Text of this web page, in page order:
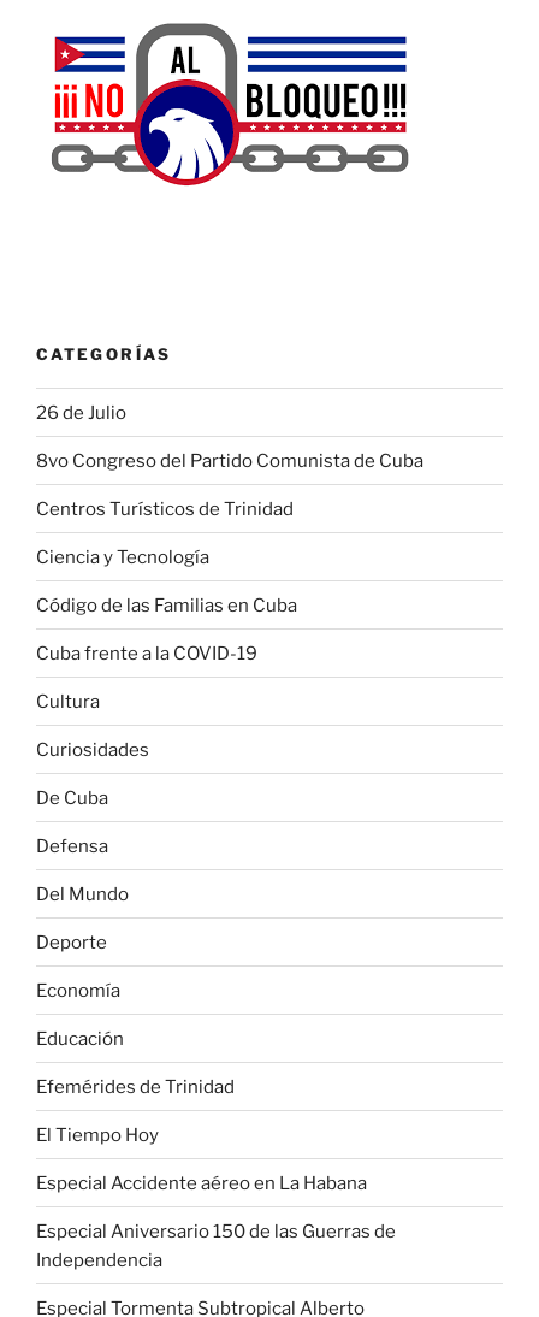
CATEGORÍAS
26 de Julio
8vo Congreso del Partido Comunista de Cuba
Centros Turísticos de Trinidad
Ciencia y Tecnología
Código de las Familias en Cuba
Cuba frente a la COVID-19
Cultura
Curiosidades
De Cuba
Defensa
Del Mundo
Deporte
Economía
Educación
Efemérides de Trinidad
El Tiempo Hoy
Especial Accidente aéreo en La Habana
Especial Aniversario 150 de las Guerras de
Independencia
Especial Tormenta Subtropical Alberto